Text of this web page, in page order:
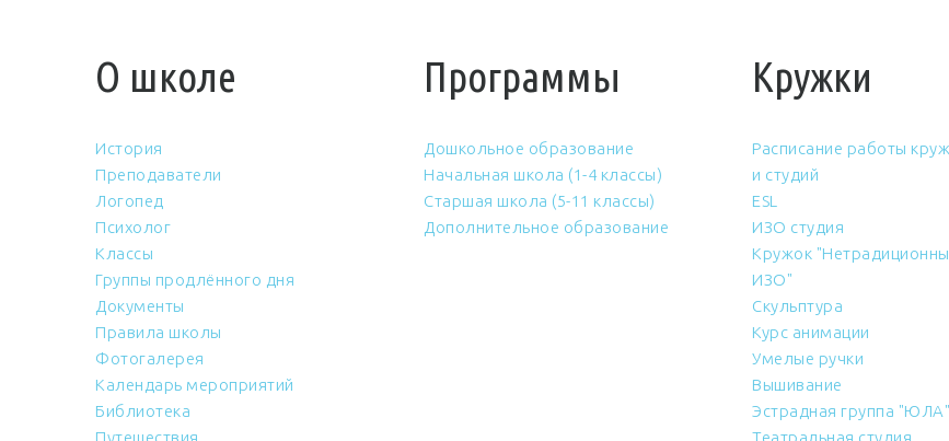
О школе
История
Преподаватели
Логопед
Психолог
Классы
Группы продлённого дня
Документы
Правила школы
Фотогалерея
Календарь мероприятий
Библиотека
Путешествия
Программы
Дошкольное образование
Начальная школа (1-4 классы)
Старшая школа (5-11 классы)
Дополнительное образование
Кружки
Расписание работы
и студий
ESL
ИЗО студия
Кружок
ИЗО"
Скульптура
Курс анимации
Умелые ручки
Вышивание
Эстрадная группа "ЮЛА"
Театральная студия